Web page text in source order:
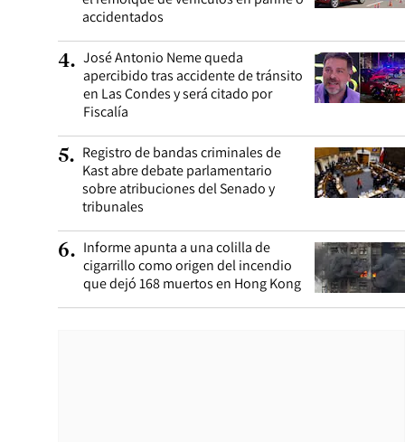
accidentados
4. José Antonio Neme queda
apercibido tras accidente de tránsito
en Las Condes y será citado por
Fiscalía
5. Registro de bandas criminales de
Kast abre debate parlamentario
sobre atribuciones del Senado y
tribunales
6. Informe apunta a una colilla de
cigarrillo como origen del incendio
que dejó 168 muertos en Hong Kong